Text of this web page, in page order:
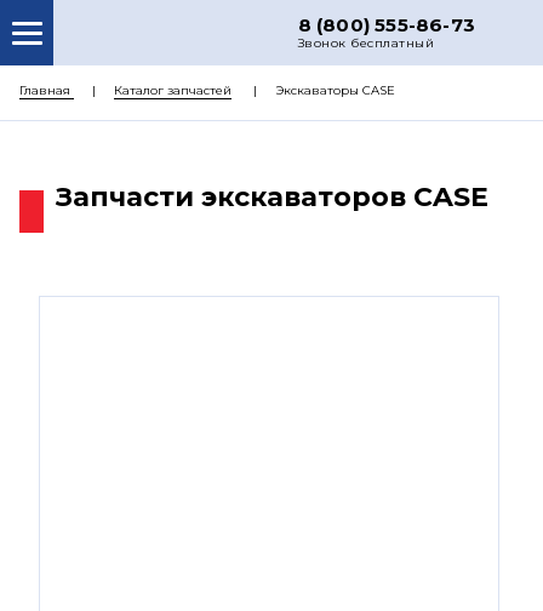
8 (800) 555-86-73
Звонок бесплатный
О НАС
Главная Каталог запчастей Экскаваторы CASE
Запчасти экскаваторов CASE